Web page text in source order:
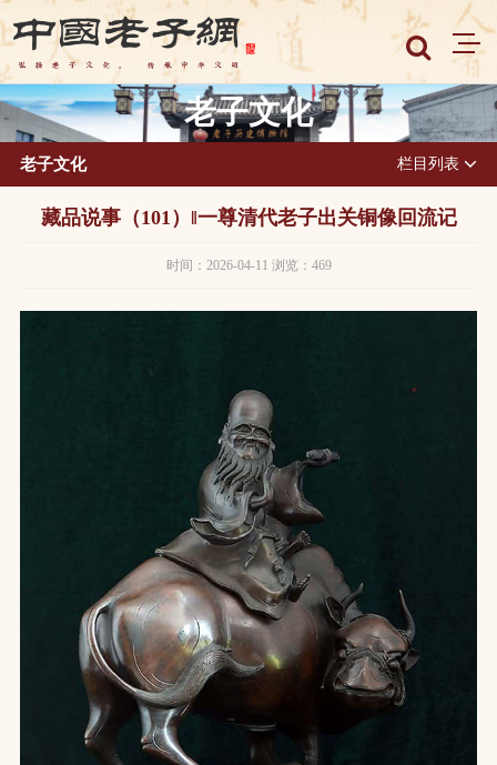
老子文化
老子文化 栏目列表
藏品说事（101）‖一尊清代老子出关铜像回流记
时间：2026-04-11 浏览：469